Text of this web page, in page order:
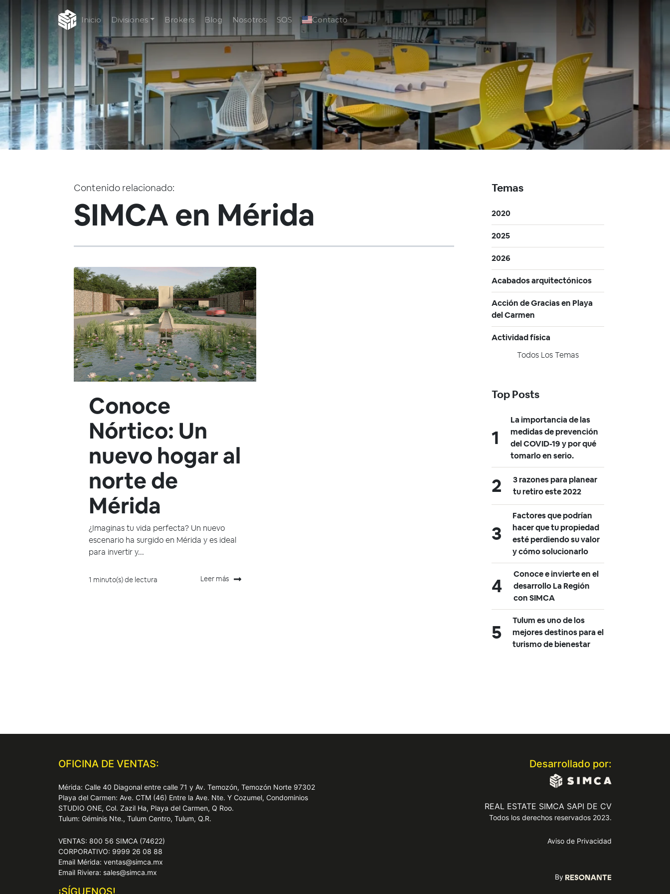
Inicio Divisiones Brokers Blog Nosotros SOS Contacto
Contenido relacionado:
SIMCA en Mérida
Conoce
Nórtico: Un
nuevo hogar al
norte de
Mérida
¿Imaginas tu vida perfecta? Un nuevo
escenario ha surgido en Mérida y es ideal
para invertir y...
1 minuto(s) de lectura Leer más
Temas
2020
2025
2026
Acabados arquitectónicos
Acción de Gracias en Playa
del Carmen
Actividad física
Todos Los Temas
Top Posts
La importancia de las
medidas de prevención
del COVID-19 y por qué
tomarlo en serio.
3 razones para planear
tu retiro este 2022
Factores que podrían
hacer que tu propiedad
esté perdiendo su valor
y cómo solucionarlo
Conoce e invierte en el
desarrollo La Región
con SIMCA
Tulum es uno de los
mejores destinos para el
turismo de bienestar
OFICINA DE VENTAS:
Mérida: Calle 40 Diagonal entre calle 71 y Av. Temozón, Temozón Norte 97302
Playa del Carmen: Ave. CTM (46) Entre la Ave. Nte. Y Cozumel, Condominios
STUDIO ONE, Col. Zazil Ha, Playa del Carmen, Q Roo.
Tulum: Géminis Nte., Tulum Centro, Tulum, Q.R.
VENTAS: 800 56 SIMCA (74622)
CORPORATIVO: 9999 26 08 88
Email Mérida: ventas@simca.mx
Email Riviera: sales@simca.mx
¡SÍGUENOS!
Desarrollado por:
REAL ESTATE SIMCA SAPI DE CV
Todos los derechos reservados 2023.
Aviso de Privacidad
By